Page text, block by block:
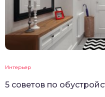
Интерьер
5 советов по